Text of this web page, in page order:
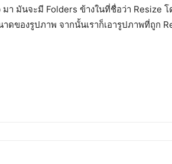
มา มันจะมี Folders ข้างในที่ชื่อว่า Resize
ดของรูปภาพ จากนั้นเราก็เอารูปภาพที่ถูก